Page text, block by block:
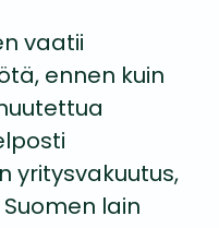
vaatii
ennen kuin
yritysvakuutus,
lain